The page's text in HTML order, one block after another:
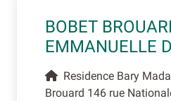
BOBET
EMMANUELLE
Residence Bary
Brouard 146 rue